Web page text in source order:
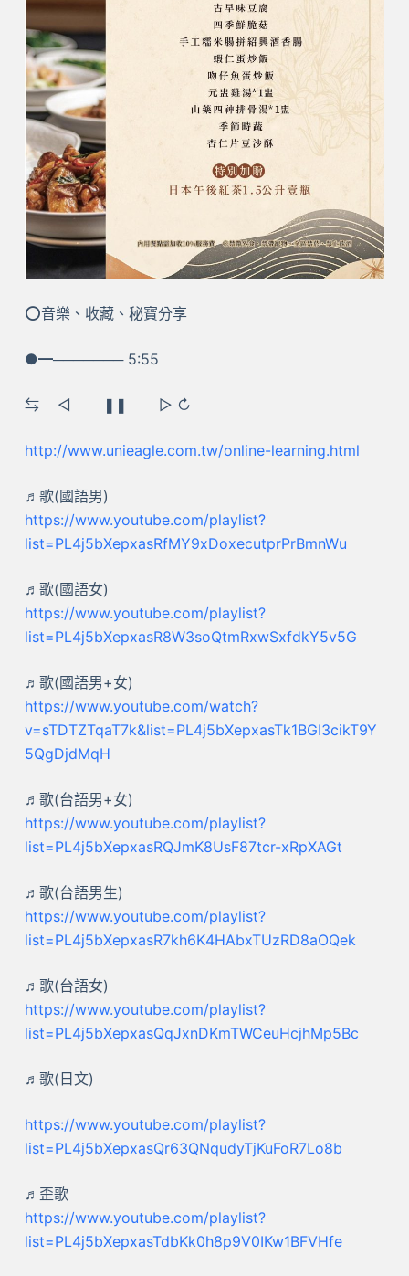
⭕音樂、收藏、秘寶分享
●━─────── 5:55
⇆ ㅤ◁ ㅤㅤ❚❚ ㅤㅤ▷ ↻
http://www.unieagle.com.tw/online-learning.html
♬歌(國語男)
https://www.youtube.com/playlist?
list=PL4j5bXepxasRfMY9xDoxecutprPrBmnWu
♬歌(國語女)
https://www.youtube.com/playlist?
list=PL4j5bXepxasR8W3soQtmRxwSxfdkY5v5G
♬歌(國語男+女)
https://www.youtube.com/watch?
v=sTDTZTqaT7k&list=PL4j5bXepxasTk1BGI3cikT9Y
5QgDjdMqH
♬歌(台語男+女)
https://www.youtube.com/playlist?
list=PL4j5bXepxasRQJmK8UsF87tcr-xRpXAGt
♬歌(台語男生)
https://www.youtube.com/playlist?
list=PL4j5bXepxasR7kh6K4HAbxTUzRD8aOQek
♬歌(台語女)
https://www.youtube.com/playlist?
list=PL4j5bXepxasQqJxnDKmTWCeuHcjhMp5Bc
♬歌(日文)
https://www.youtube.com/playlist?
list=PL4j5bXepxasQr63QNqudyTjKuFoR7Lo8b
♬歪歌
https://www.youtube.com/playlist?
list=PL4j5bXepxasTdbKk0h8p9V0IKw1BFVHfe